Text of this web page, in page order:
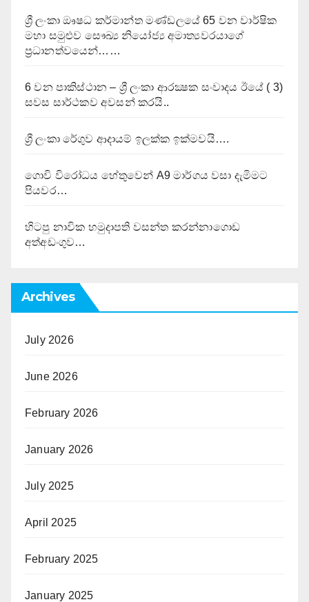
ශ්‍රී ලංකා ඖෂධ කර්මාන්ත මණ්ඩලයේ 65 වන වාර්ෂික
මහා සමුළුව සෞඛ්‍ය නියෝජ්‍ය අමාත්‍යවරයාගේ
ප්‍රධානත්වයෙන්……
6 වන පාකිස්ථාන – ශ්‍රී ලංකා ආරක්‍ෂක සංවාදය ඊයේ ( 3)
සවස සාර්ථකව අවසන් කරයි..
ශ්‍රී ලංකා රේගුව ආදායම් ඉලක්ක ඉක්මවයි….
ගොවි විරෝධය හේතුවෙන් A9 මාර්ගය වසා දැමිමට
පියවර…
හිටපු නාවික හමුදාපති වසන්ත කරන්නාගොඩ
අත්අඩංගුව…
Archives
July 2026
June 2026
February 2026
January 2026
July 2025
April 2025
February 2025
January 2025